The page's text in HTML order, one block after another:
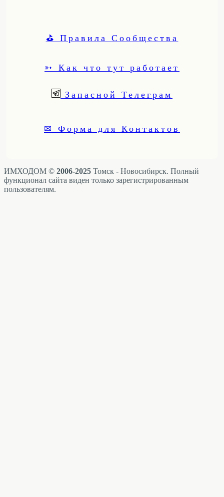
⛳ Правила Сообщества
➳ Как что тут работает
Запасной Телеграм
✉ Форма для Контактов
ИМХОДОМ © 2006-2025 Томск - Новосибирск. Полный
функционал сайта виден только зарегистрированным
пользователям.